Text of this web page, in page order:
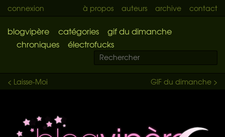
connexion à propos auteurs archive contact
blogvipère catégories
gif du dimanche
chroniques
électrofucks
GIF du dimanche >
< Laisse-Moi